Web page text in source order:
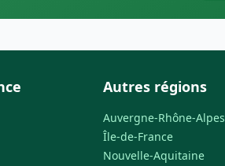
Autres régions
Auvergne-Rhône-Alpes
Île-de-France
Nouvelle-Aquitaine